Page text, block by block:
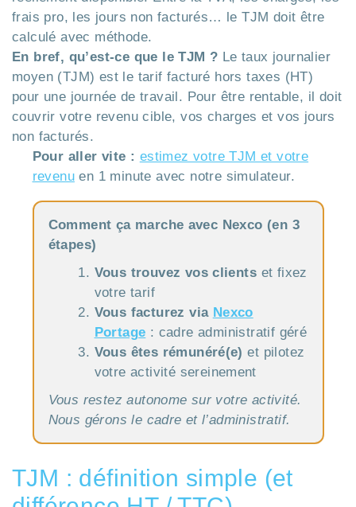
frais pro, les jours non facturés… le TJM doit être
calculé avec méthode.
En bref, qu’est-ce que le TJM ? Le taux journalier
moyen (TJM) est le tarif facturé hors taxes (HT)
pour une journée de travail. Pour être rentable, il doit
couvrir votre revenu cible, vos charges et vos jours
non facturés.
Pour aller vite : estimez votre TJM et votre
revenuen 1 minute avec notre simulateur.
Comment ça marche avec Nexco (en 3
étapes)
Vous trouvez vos clients et fixez
votre tarif
Vous facturez via Nexco
Portage : cadre administratif géré
Vous êtes rémunéré(e) et pilotez
votre activité sereinement
Vous restez autonome sur votre activité.
Nous gérons le cadre et l’administratif.
TJM : définition simple (et